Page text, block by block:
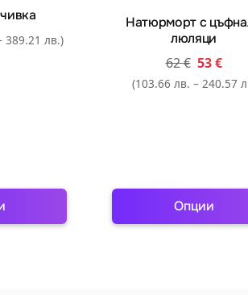
on
the
product
page
389.21 лв.)
Натюрморт с
люляци
62€ 53€
(103.66 лв. – 240.57
Опции